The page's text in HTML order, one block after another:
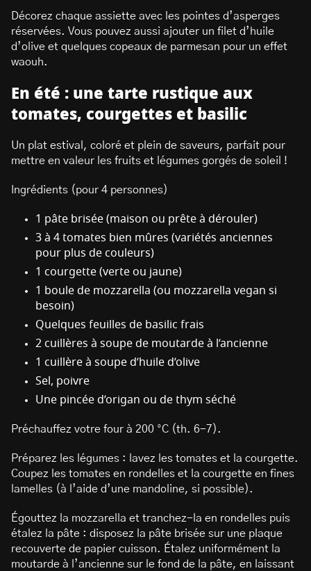
Décorez chaque assiette avec les pointes d’asperges
réservées. Vous pouvez aussi ajouter un filet d’huile
d’olive et quelques copeaux de parmesan pour un effet
waouh.
En été : une tarte rustique aux
tomates, courgettes et basilic
Un plat estival, coloré et plein de saveurs, parfait pour
mettre en valeur les fruits et légumes gorgés de soleil !
Ingrédients (pour 4 personnes)
1 pâte brisée (maison ou prête à dérouler)
3 à 4 tomates bien mûres (variétés anciennes
pour plus de couleurs)
1 courgette (verte ou jaune)
1 boule de mozzarella (ou mozzarella vegan si
besoin)
Quelques feuilles de basilic frais
2 cuillères à soupe de moutarde à l’ancienne
1 cuillère à soupe d’huile d’olive
Sel, poivre
Une pincée d’origan ou de thym séché
Préchauffez votre four à 200 °C (th. 6-7).
Préparez les légumes : lavez les tomates et la courgette.
Coupez les tomates en rondelles et la courgette en fines
lamelles (à l’aide d’une mandoline, si possible).
Égouttez la mozzarella et tranchez-la en rondelles puis
étalez la pâte : disposez la pâte brisée sur une plaque
recouverte de papier cuisson. Étalez uniformément la
moutarde à l’ancienne sur le fond de la pâte, en laissant